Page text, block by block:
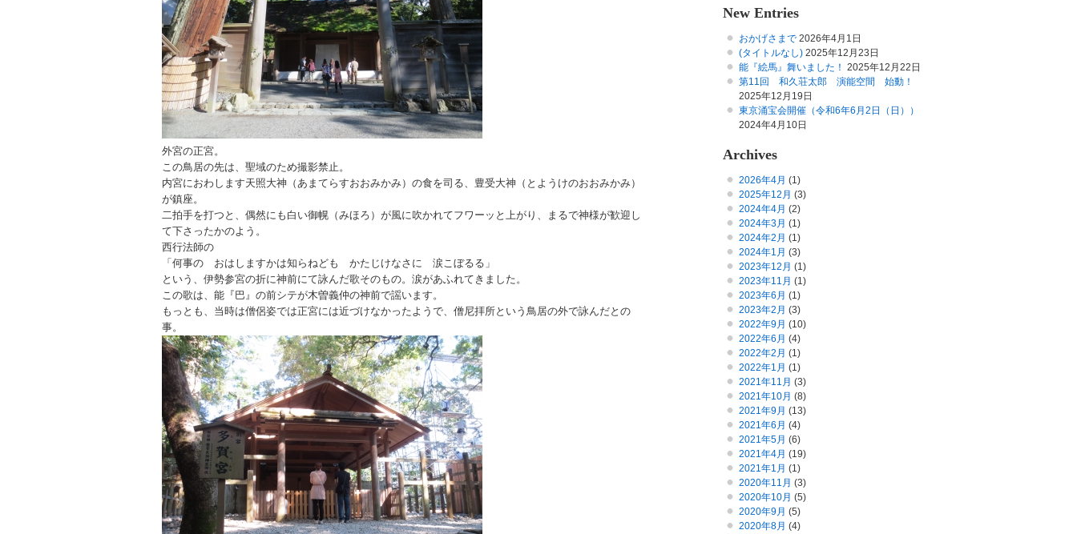
外宮の正宮。
この鳥居の先は、聖域のため撮影禁止。
内宮におわします天照大神（あまてらすおおみかみ）の食を司る、豊受大神（とようけのおおみかみ）
が鎮座。
二拍手を打つと、偶然にも白い御幌（みほろ）が風に吹かれてフワーッと上がり、まるで神様が歓迎し
て下さったかのよう。
西行法師の
「何事の おはしますかは知らねども かたじけなさに 涙こぼるる」
という、伊勢参宮の折に神前にて詠んだ歌そのもの。涙があふれてきました。
この歌は、能『巴』の前シテが木曽義仲の神前で謡います。
もっとも、当時は僧侶姿では正宮には近づけなかったようで、僧尼拝所という鳥居の外で詠んだとの
事。
New Entries
おかげさまで 2026年4月1日
(タイトルなし) 2025年12月23日
能『絵馬』舞いました！ 2025年12月22日
第11回 和久荘太郎 演能空間 始動！
2025年12月19日
東京涌宝会開催（令和6年6月2日（日））
2024年4月10日
Archives
2026年4月 (1)
2025年12月 (3)
2024年4月 (2)
2024年3月 (1)
2024年2月 (1)
2024年1月 (3)
2023年12月 (1)
2023年11月 (1)
2023年6月 (1)
2023年2月 (3)
2022年9月 (10)
2022年6月 (4)
2022年2月 (1)
2022年1月 (1)
2021年11月 (3)
2021年10月 (8)
2021年9月 (13)
2021年6月 (4)
2021年5月 (6)
2021年4月 (19)
2021年1月 (1)
2020年11月 (3)
2020年10月 (5)
2020年9月 (5)
2020年8月 (4)